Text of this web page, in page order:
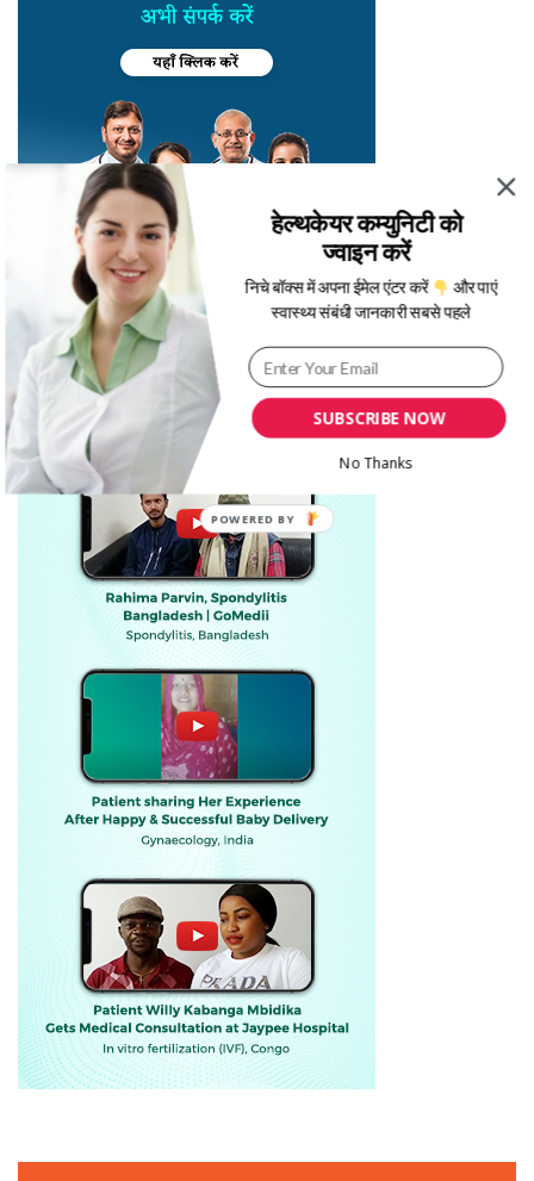
SUBSCRIBE NOW
हेल्थकेयर कम्युनिटी को
ज्वाइन करें
निचे बॉक्स में अपना ईमेल एंटर करें और पाएं
स्वास्थ्य संबंधी जानकारी सबसे पहले
No Thanks
POWERED BY